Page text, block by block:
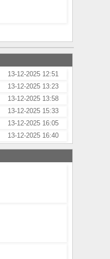
13-12-2025 12:51
13-12-2025 13:23
13-12-2025 13:58
13-12-2025 15:33
13-12-2025 16:05
13-12-2025 16:40